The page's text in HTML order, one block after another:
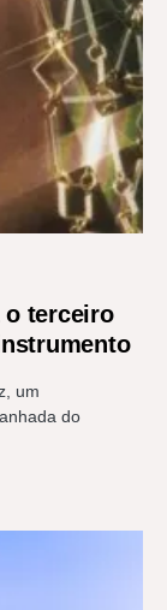
o terceiro
um
do